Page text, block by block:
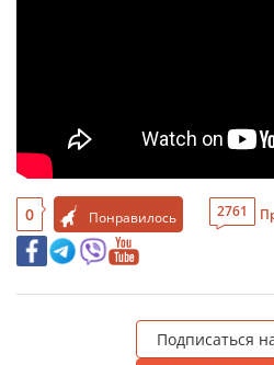
0 Понравилось 2761
Подписаться